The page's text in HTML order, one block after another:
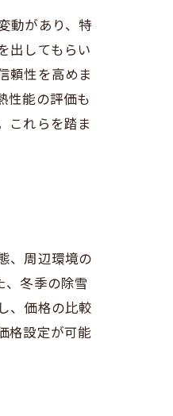
動があり、特
出してもらい
頼性を高めま
性能の評価も
これらを踏ま
、周辺環境の
、冬季の除雪
、価格の比較
格設定が可能